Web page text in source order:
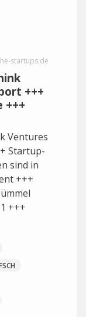
startups.de
+++
+++
Ventures
Startup-
sind in
+++
+++